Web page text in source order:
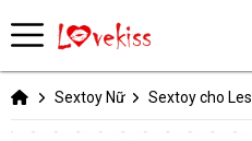
Sextoy Nữ Sextoy cho Les